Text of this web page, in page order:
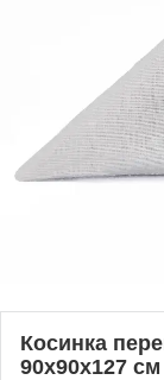
Косинка
90х90х127 см